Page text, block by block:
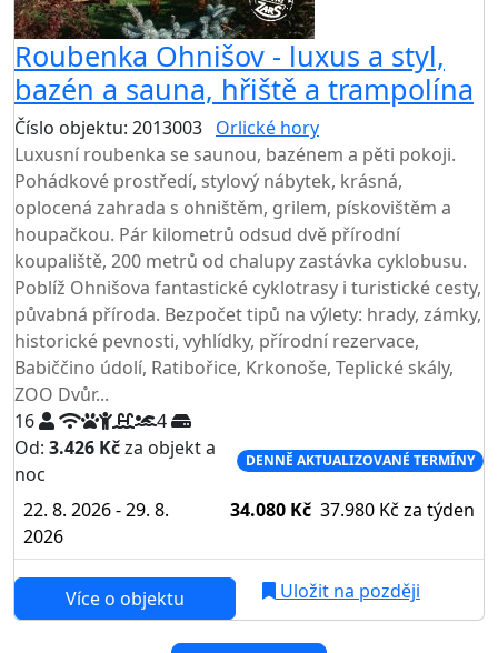
Roubenka Ohnišov - luxus a styl,
bazén a sauna, hřiště a trampolína
Číslo objektu: 2013003 Orlické hory
Luxusní roubenka se saunou, bazénem a pěti pokoji.
Pohádkové prostředí, stylový nábytek, krásná,
oplocená zahrada s ohništěm, grilem, pískovištěm a
houpačkou. Pár kilometrů odsud dvě přírodní
koupaliště, 200 metrů od chalupy zastávka cyklobusu.
Poblíž Ohnišova fantastické cyklotrasy i turistické cesty,
půvabná příroda. Bezpočet tipů na výlety: hrady, zámky,
historické pevnosti, vyhlídky, přírodní rezervace,
Babiččino údolí, Ratibořice, Krkonoše, Teplické skály,
ZOO Dvůr...
16
4
Od: 3.426 Kčza objekt a
noc
DENNĚ AKTUALIZOVANÉ TERMÍNY
22. 8. 2026 - 29. 8.
2026
34.080 Kč 37.980 Kč za týden
Více o objektu Uložit na později